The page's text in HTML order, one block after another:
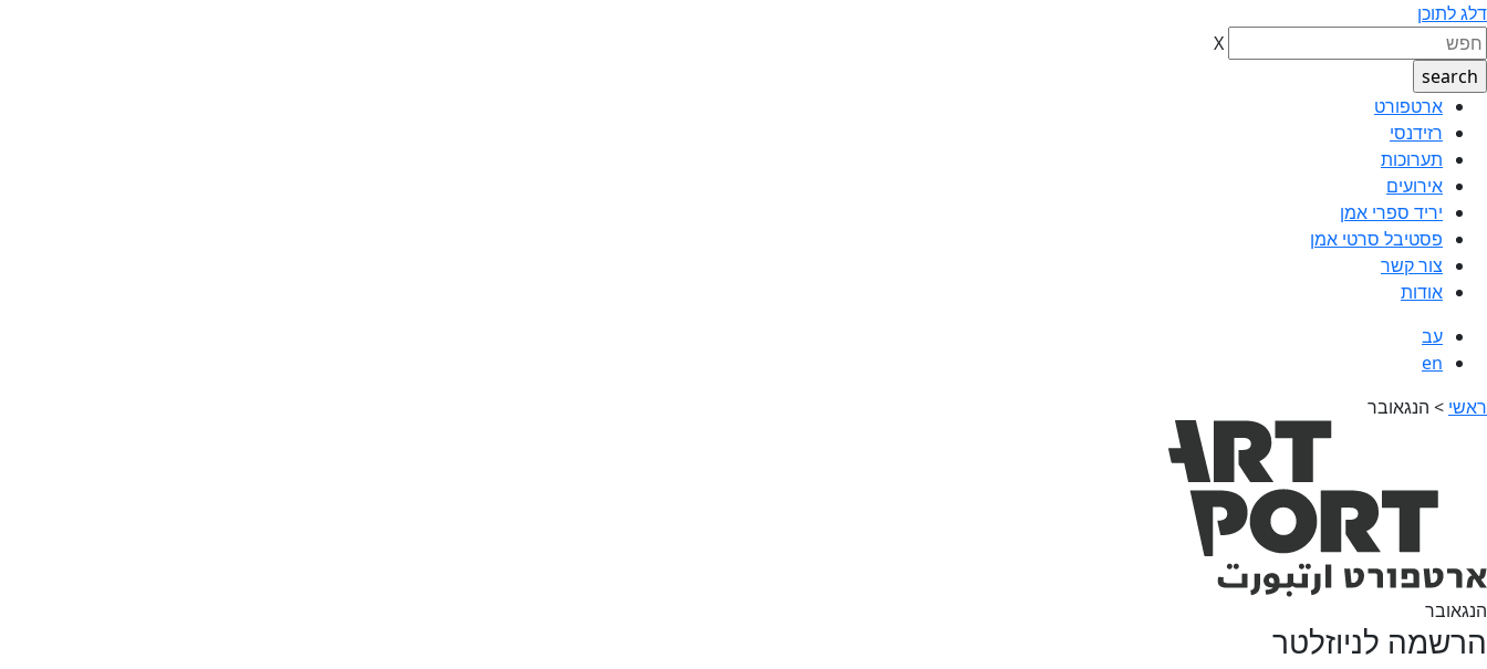
דלג לתוכן
X
ארטפורט
רזידנסי
תערוכות
אירועים
יריד ספרי אמן
פסטיבל סרטי אמן
צור קשר
אודות
עב
en
ראשי > הנגאובר
הנגאובר
הרשמה לניוזלטר